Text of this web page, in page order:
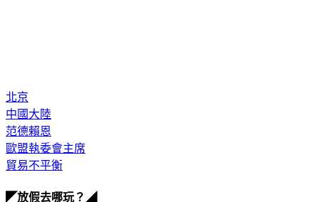
中國大陸
范德賴恩
歐盟執委會主席
貿易不平衡